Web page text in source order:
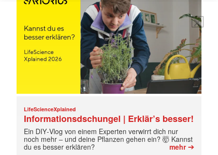
Mail
LifeScienceXplained
Informationsdschungel | Erklär’s besser!
Ein DIY‑Vlog von einem Experten verwirrt dich nur
noch mehr – und deine Pflanzen gehen ein? 🤯 Kannst
du es besser erklären?
mehr➔